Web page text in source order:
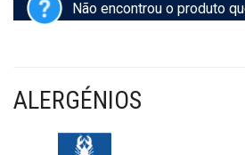
Não encontrou o produto
ALERGÉNIOS